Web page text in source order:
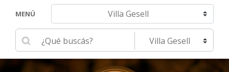
MENÚ Navegar hacia otra localidad
Ingrese su búsqueda Seleccione una localidad